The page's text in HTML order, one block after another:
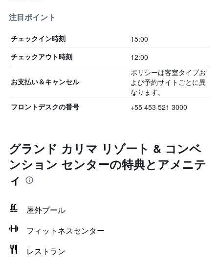
注目ポイント
チェックイン時刻 15:00
チェックアウト時刻 12:00
お支払い＆キャンセル
ポリシーは客室タイプお
よび予約サイトごとに異
なります。
フロントデスクの番号 +55 453 521 3000
グランド カリマ リゾート & コンベ
ンション センターの特典とアメニテ
ィ
屋外プール
フィットネスセンター
レストラン